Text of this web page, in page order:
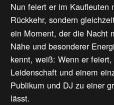
Nun feiert er im Kaufleuten
Rückkehr, sondern
ein Moment, der die Nacht
Nähe und besonderer
kennt, weiß: Wenn er
Leidenschaft und einem
Publikum und DJ zu einer
lässt.